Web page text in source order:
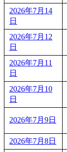
2026年7月14
日
2026年7月12
日
2026年7月11
日
2026年7月10
日
2026年7月9日
2026年7月8日